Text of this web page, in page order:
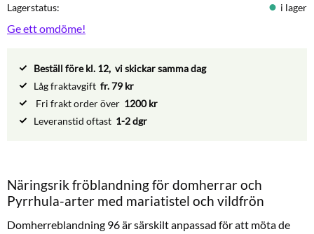
Lagerstatus i lager
Ge ett omdöme!
Beställ före kl. 12, vi skickar samma dag
Låg fraktavgift fr. 79 kr
Fri frakt order över 1200 kr
Leveranstid oftast 1-2 dgr
Näringsrik fröblandning för domherrar och
Pyrrhula-arter med mariatistel och vildfrön
Domherreblandning 96 är särskilt anpassad för att möta de